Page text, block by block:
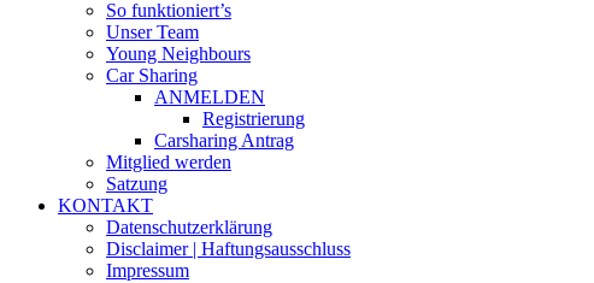
So funktioniert’s
Unser Team
Young Neighbours
Car Sharing
ANMELDEN
Registrierung
Carsharing Antrag
Mitglied werden
Satzung
KONTAKT
Datenschutzerklärung
Disclaimer | Haftungsausschluss
Impressum